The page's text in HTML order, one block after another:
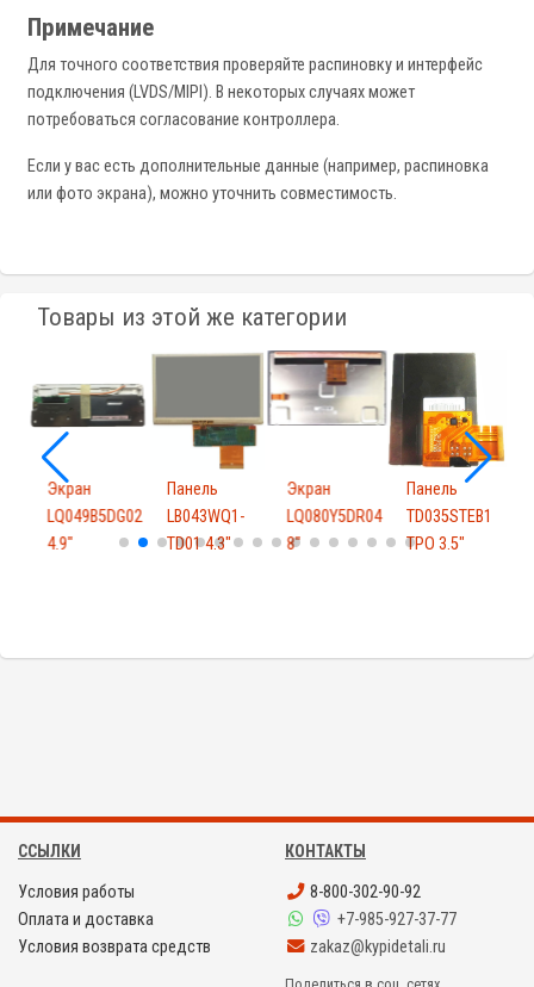
Примечание
Для точного соответствия проверяйте распиновку и интерфейс
подключения (LVDS/MIPI). В некоторых случаях может
потребоваться согласование контроллера.
Если у вас есть дополнительные данные (например, распиновка
или фото экрана), можно уточнить совместимость.
Товары из этой же категории
Экран
LQ049B5DG02
4.9"
Панель
LB043WQ1-
TD01 4.3"
Экран
LQ080Y5DR04
8"
Панель
TD035STEB1
TPO 3.5"
ССЫЛКИ
Условия работы
Оплата и доставка
Условия возврата средств
КОНТАКТЫ
8-800-302-90-92
+7-985-927-37-77
zakaz@kypidetali.ru